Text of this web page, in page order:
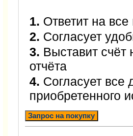
1. Ответит на
2. Согласует
3. Выставит счёт
отчёта
4. Согласует все
приобретенного
Запрос на покупку